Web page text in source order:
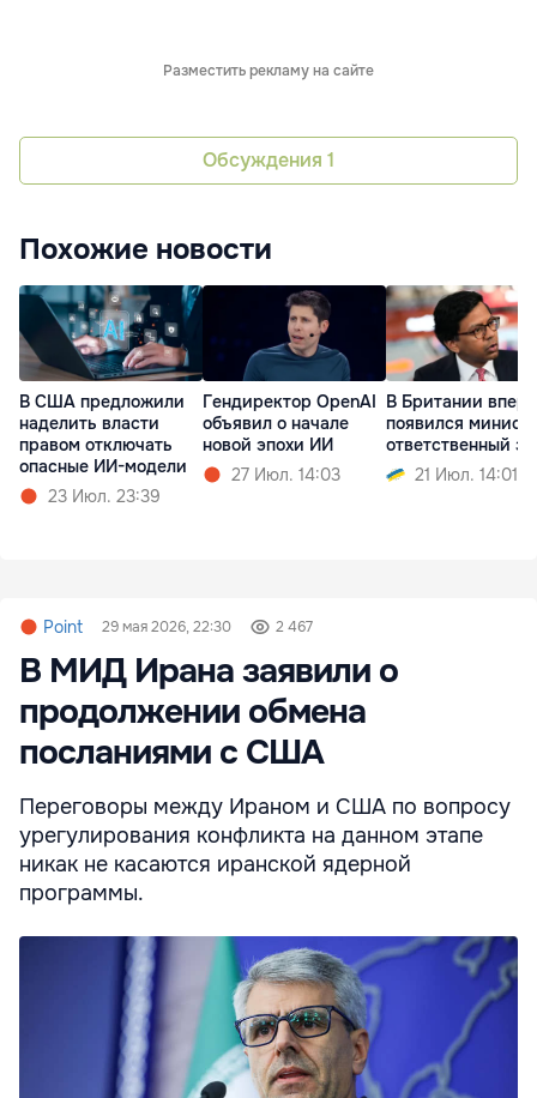
Разместить рекламу на сайте
Обсуждения 1
Похожие новости
В США предложили
наделить власти
правом отключать
опасные ИИ-модели
23 Июл. 23:39
Гендиректор OpenAI
объявил о начале
новой эпохи ИИ
27 Июл. 14:03
В Британии
появился
ответственный
21 Июл. 14:01
Point 29 мая 2026, 22:30 2 467
В МИД Ирана заявили о
продолжении обмена
посланиями с США
Переговоры между Ираном и США по вопросу
урегулирования конфликта на данном этапе
никак не касаются иранской ядерной
программы.